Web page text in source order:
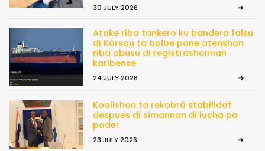
30 JULY 2026
Atake riba tankero ku bandera falsu
di Kòrsou ta bolbe pone atenshon
riba abusu di registrashonnan
karibense
24 JULY 2026
Koalishon ta rekobrá stabilidat
despues di simannan di lucha pa
poder
23 JULY 2026